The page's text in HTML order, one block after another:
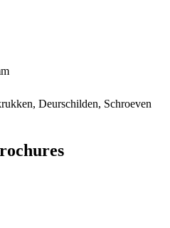
, Deurschilden, Schroeven